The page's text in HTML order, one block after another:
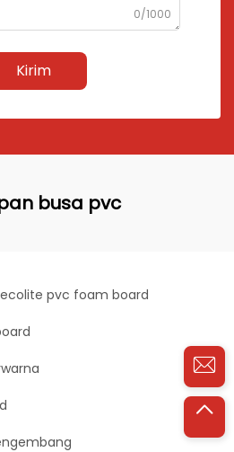
0/1000
Kirim
busa pvc
ecolite pvc foam board